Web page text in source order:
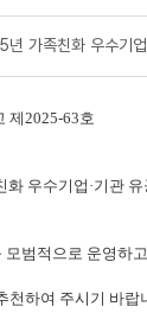
가족친화 우수기
제2025-63호
화 우수기업·기관
모범적으로 운영하
천하여 주시기 바랍